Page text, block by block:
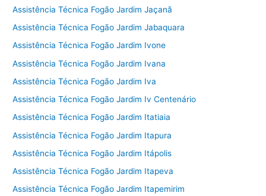
Assistência Técnica Fogão Jardim Jaçanã
Assistência Técnica Fogão Jardim Jabaquara
Assistência Técnica Fogão Jardim Ivone
Assistência Técnica Fogão Jardim Ivana
Assistência Técnica Fogão Jardim Iva
Assistência Técnica Fogão Jardim Iv Centenário
Assistência Técnica Fogão Jardim Itatiaia
Assistência Técnica Fogão Jardim Itapura
Assistência Técnica Fogão Jardim Itápolis
Assistência Técnica Fogão Jardim Itapeva
Assistência Técnica Fogão Jardim Itapemirim